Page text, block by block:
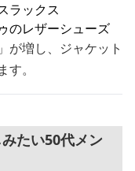
ラックス
のレザーシューズ
が増し、ジャケット
。
たい50代メン